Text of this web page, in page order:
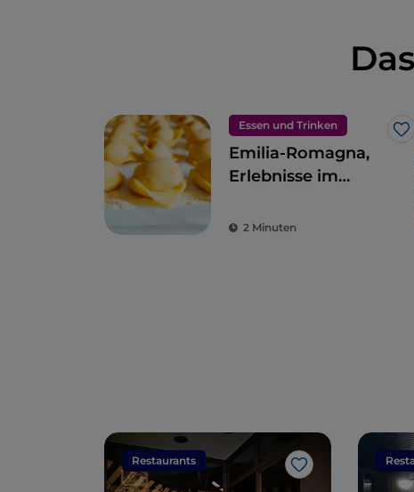
Essen und Trinken
Emilia-Romagna,
Erlebnisse im
2 Minuten
Restaurants
Like